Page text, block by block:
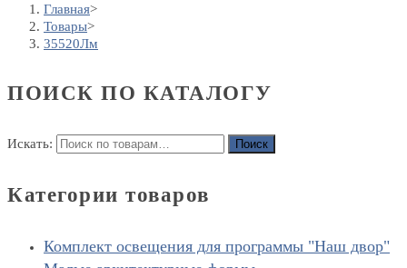
Главная>
Товары>
35520Лм
ПОИСК ПО КАТАЛОГУ
Искать: Поиск
Категории товаров
Комплект освещения для программы "Наш двор"